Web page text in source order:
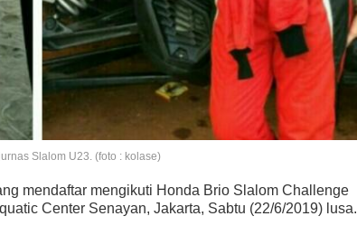
Slalom U23. (foto : kolase)
mendaftar mengikuti Honda Brio Slalom Challenge
Center Senayan, Jakarta, Sabtu (22/6/2019) lusa.